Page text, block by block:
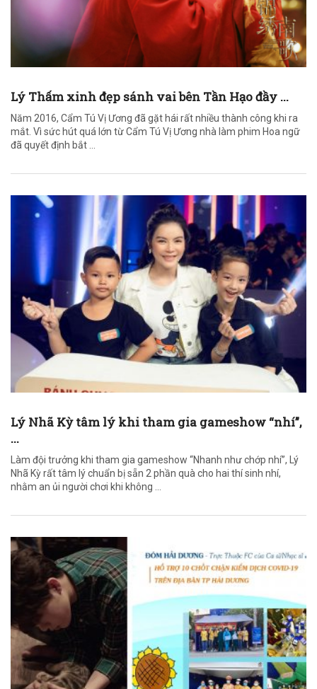
Lý Thấm xinh đẹp sánh vai bên Tần Hạo đầy ...
Năm 2016, Cẩm Tú Vị Ương đã gặt hái rất nhiều thành công khi ra
mắt. Vì sức hút quá lớn từ Cẩm Tú Vị Ương nhà làm phim Hoa ngữ
đã quyết định bắt ...
Lý Nhã Kỳ tâm lý khi tham gia gameshow “nhí”,
...
Làm đội trưởng khi tham gia gameshow “Nhanh như chớp nhí”, Lý
Nhã Kỳ rất tâm lý chuẩn bị sẵn 2 phần quà cho hai thí sinh nhí,
nhằm an ủi người chơi khi không ...